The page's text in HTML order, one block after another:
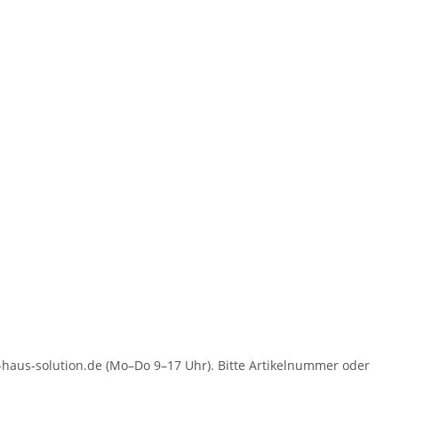
solution.de (Mo–Do 9–17 Uhr). Bitte Artikelnummer oder